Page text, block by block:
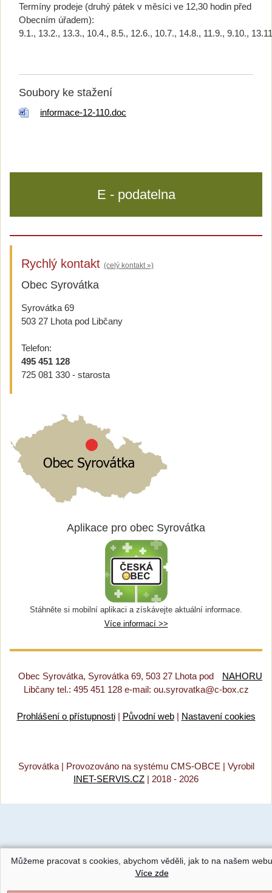
Termíny prodeje (druhý pátek v měsíci ve 12,30 hodin před
Obecním úřadem):
9.1., 13.2., 13.3., 10.4., 8.5., 12.6., 10.7., 14.8., 11.9., 9.10.,
Soubory ke stažení
informace-12-110.doc
E - podatelna
Rychlý kontakt (celý kontakt »)
Obec Syrovátka
Syrovátka 69
503 27 Lhota pod Libčany
Telefon:
495 451 128
725 081 330 - starosta
Aplikace pro obec Syrovátka
Stáhněte si mobilní aplikaci a získávejte aktuální informace.
Více informací >>
NAHORU
Obec Syrovátka, Syrovátka 69, 503 27 Lhota pod
Libčany tel.: 495 451 128 e-mail: ou.syrovatka@c-box.cz
Prohlášení o přístupnosti| Původní web| Nastavení cookies
Syrovátka | Provozováno na systému CMS-OBCE | Vyrobil
INET-SERVIS.CZ | 2018 - 2026
Můžeme pracovat s cookies, abychom věděli, jak to na našem
Více zde